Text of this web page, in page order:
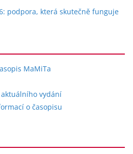
podpora, která skutečně funguje
vydání
o časopisu